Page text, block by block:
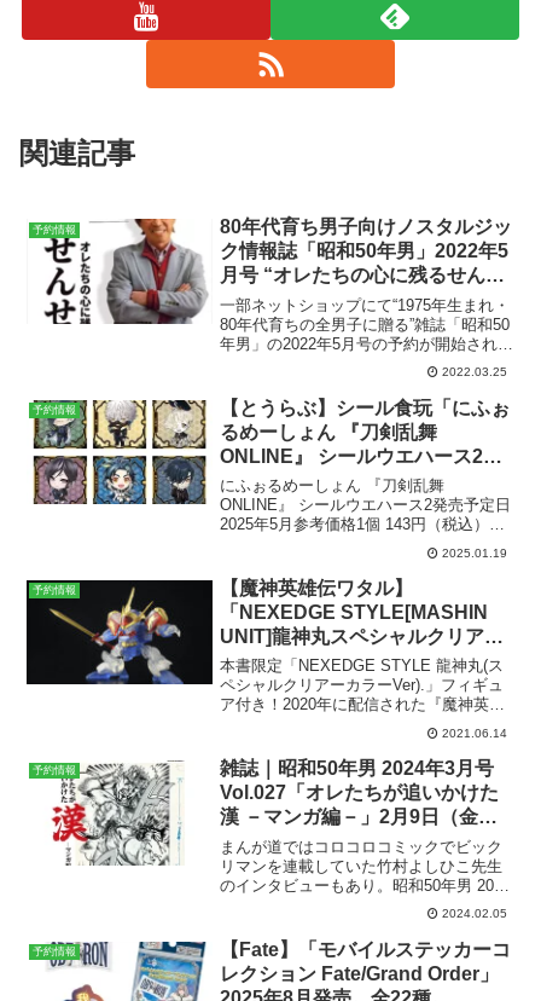
関連記事
予約情報
80年代育ち男子向けノスタルジッ
ク情報誌「昭和50年男」2022年5
月号 “オレたちの心に残るせんせ
い特集” がネットショップにて予
約開始。4月11日発売。
一部ネットショップにて“1975年生まれ・
80年代育ちの全男子に贈る”雑誌「昭和50
年男」の2022年5月号の予約が開始されま
した。予約が開始されているのは以下の
店舗｜昭和50年男 2022年 05月号
AmazonYahoo!honto楽...
2022.03.25
予約情報
【とうらぶ】シール食玩「にふぉ
るめーしょん 『刀剣乱舞
ONLINE』 シールウエハース2」
2025年5月発売。全35種。
にふぉるめーしょん 『刀剣乱舞
ONLINE』 シールウエハース2発売予定日
2025年5月参考価格1個 143円（税込）
1BOX （20個入） 2,860円（税込）ライ
ンナップシール 全35種メーカーバンダ
イ〉Amazonで予約する商品解説サ...
2025.01.19
予約情報
【魔神英雄伝ワタル】
「NEXEDGE STYLE[MASHIN
UNIT]龍神丸スペシャルクリアー
カラーVer(.仮)」が特別付録の
「魔神英雄伝ワタル 七魂の龍神
丸 ビジュアル&ストーリー」が予
約受付中！2021年11月発売予
定。
本書限定「NEXEDGE STYLE 龍神丸(ス
ペシャルクリアーカラーVer).」フィギュ
ア付き！2020年に配信された『魔神英雄
伝ワタル 七魂の龍神丸』と連動して月刊
ホビージャパンにて連載されたビジュア
ルストーリーがついに単行本化決定。
現...
2021.06.14
予約情報
雑誌｜昭和50年男 2024年3月号
Vol.027「オレたちが追いかけた
漢 －マンガ編－」2月9日（金）
発売。北斗の拳、花の慶次、ブラ
ック・エンジェルズ、銀河 -流れ
星銀-、特攻の拓、まんが道
まんが道ではコロコロコミックでビック
リマンを連載していた竹村よしひこ先生
のインタビューもあり。昭和50年男 2024
年3月号 Vol.027参考価格990円（税込）
発売予定日2024年2月9日（金）出版社ヘ
リテージ〉Amazonで見る商品解...
2024.02.05
予約情報
【Fate】「モバイルステッカーコ
レクション Fate/Grand Order」